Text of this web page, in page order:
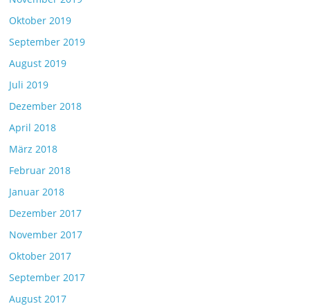
Oktober 2019
September 2019
August 2019
Juli 2019
Dezember 2018
April 2018
März 2018
Februar 2018
Januar 2018
Dezember 2017
November 2017
Oktober 2017
September 2017
August 2017